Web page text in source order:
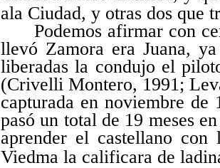
ala Ciudad, y otras dos que
Podemos afirmar con
llevó Zamora era Juana,
liberadas la condujo el
(Crivelli Montero, 1991;
capturada en noviembre
pasó un total de 19 meses
aprender el castellano
Viedma la calificara de